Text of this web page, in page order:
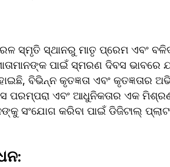
ସ୍ମୃତି ସ୍ଥାନରୁ ମାତୃ ପ୍ରେମ ଏବଂ
ପାଇଁ ସ୍ମରଣ ଦିବସ ଭାବରେ
ବିଭିନ୍ନ କୃତଜ୍ଞତା ଏବଂ କୃତଜ୍ଞତାର
ପରମ୍ପରା ଏବଂ ଆଧୁନିକତାର ଏକ
ସଂଯୋଗ କରିବା ପାଇଁ ଡିଜିଟାଲ୍